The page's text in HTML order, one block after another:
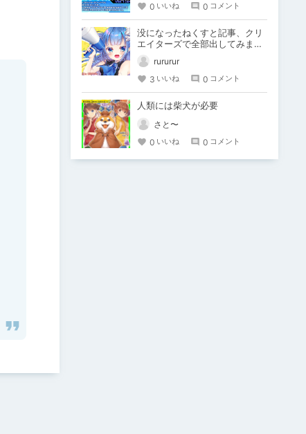
0 いいね 0 コメント
没になったねくすと記事、クリ
エイターズで全部出してみま
す。
rururur
3 いいね 0 コメント
人類には柴犬が必要
さと〜
0 いいね 0 コメント